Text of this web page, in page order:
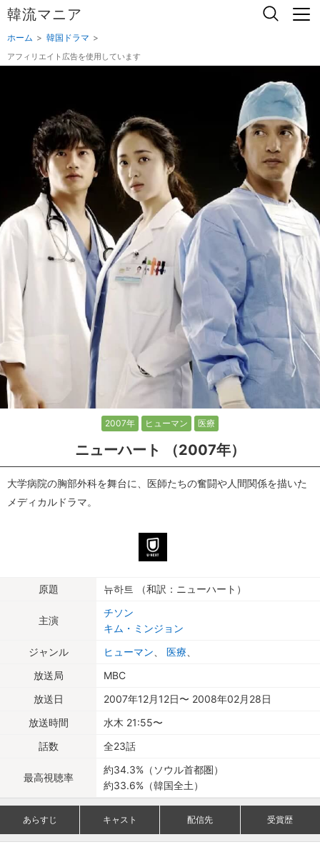
韓流マニア
ホーム 韓国ドラマ
アフィリエイト広告を使用しています
2007年 ヒューマン 医療
ニューハート （2007年）
大学病院の胸部外科を舞台に、医師たちの奮闘や人間関係を描いた
メディカルドラマ。
原題 뉴하트 （和訳：ニューハート）
主演
チソン
キム・ミンジョン
ジャンル
ヒューマン 医療
放送局
MBC
放送日
2007年12月12日〜 2008年02月28日
放送時間
水木 21:55〜
話数
全23話
最高視聴率
約34.3%（ソウル首都圏）
約33.6%（韓国全土）
あらすじ キャスト 配信先 受賞歴